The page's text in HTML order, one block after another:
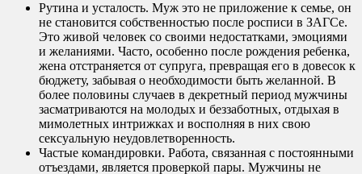
Рутина и усталость. Муж это не приложение к семье, он
не становится собственностью после росписи в ЗАГСе.
Это живой человек со своими недостатками, эмоциями
и желаниями. Часто, особенно после рождения ребенка,
жена отстраняется от супруга, превращая его в довесок к
бюджету, забывая о необходимости быть желанной. В
более половины случаев в декретный период мужчины
засматриваются на молодых и беззаботных, отдыхая в
мимолетных интрижках и восполняя в них свою
сексуальную неудовлетворенность.
Частые командировки. Работа, связанная с постоянными
отъездами, является проверкой пары. Мужчины не